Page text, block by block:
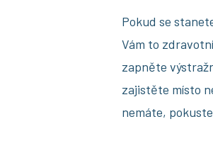
Pokud se
Vám to
zapněte
zajistěte místo
nemáte,